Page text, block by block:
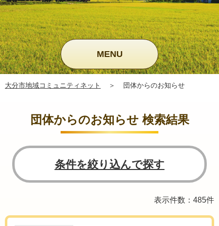
MENU
大分市地域コミュニティネット ＞ 団体からのお知らせ
団体からのお知らせ 検索結果
条件を絞り込んで探す
表示件数：485件